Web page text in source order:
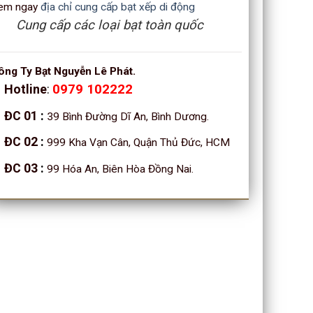
ngay địa chỉ cung cấp bạt xếp di động
Cung cấp các loại bạt toàn quốc
Ty Bạt Nguyễn Lê Phát.
Hotline: 0979 102222
ĐC 01 : 39 Bình Đường Dĩ An, Bình Dương.
ĐC 02: 999 Kha Vạn Cân, Quận Thủ Đức, HCM
ĐC 03 : 99 Hóa An, Biên Hòa Đồng Nai.